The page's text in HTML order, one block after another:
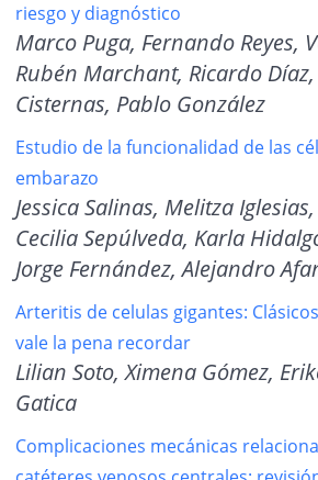
riesgo y diagnóstico
Marco Puga, Fernando Reyes,
Rubén Marchant, Ricardo
Cisternas, Pablo González
Estudio de la funcionalidad de las
embarazo
Jessica Salinas, Melitza
Cecilia Sepúlveda, Karla
Jorge Fernández, Alejandro
Arteritis de celulas gigantes:
vale la pena recordar
Lilian Soto, Ximena Gómez,
Gatica
Complicaciones mecánicas